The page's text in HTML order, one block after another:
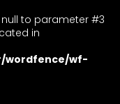
to parameter #3
in
wordfence/wf-